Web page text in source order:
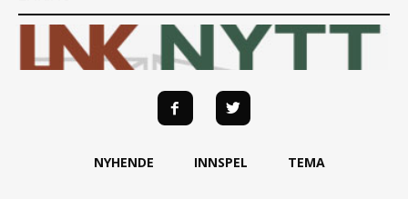
NYHENDE INNSPEL TEMA